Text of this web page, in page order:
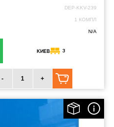
DEP-KKV-239
1 КОМПЛ
N/A
КИЕВ 3
- +